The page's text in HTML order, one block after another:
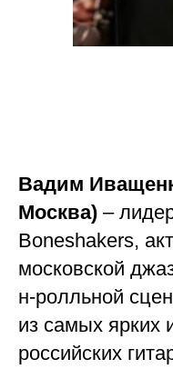
Вадим
Москва) –
Boneshakers,
московской
н-ролльной
из самых ярких
российских